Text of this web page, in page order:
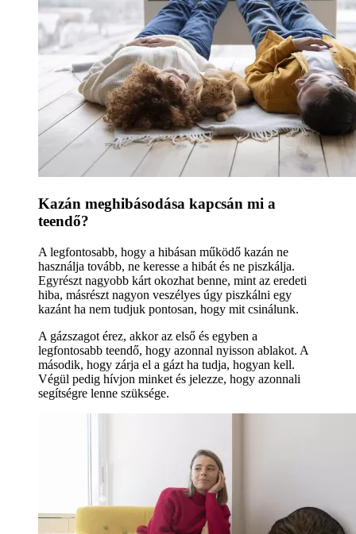
Kazán meghibásodása kapcsán mi a
teendő?
A legfontosabb, hogy a hibásan működő kazán ne
használja tovább, ne keresse a hibát és ne piszkálja.
Egyrészt nagyobb kárt okozhat benne, mint az eredeti
hiba, másrészt nagyon veszélyes úgy piszkálni egy
kazánt ha nem tudjuk pontosan, hogy mit csinálunk.
A gázszagot érez, akkor az első és egyben a
legfontosabb teendő, hogy azonnal nyisson ablakot. A
második, hogy zárja el a gázt ha tudja, hogyan kell.
Végül pedig hívjon minket és jelezze, hogy azonnali
segítségre lenne szüksége.